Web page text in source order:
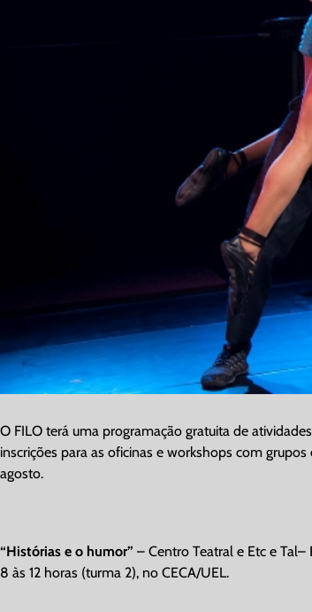
O FILO terá uma programação gratuita de
inscrições para as oficinas e workshops com
agosto.
“Histórias e o humor” – Centro Teatral e Etc e Tal–
8 às 12 horas (turma 2), no CECA/UEL.